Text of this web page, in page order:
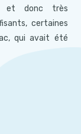
et donc très
certaines
qui avait été